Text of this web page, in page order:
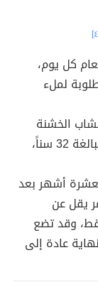
من الطعام كل يوم،
لملء
الخشنة
والقاسية، وفماً عريضاً، وتمتلك البقرة البالغة 32 سناً،
أشهر بعد
يقل عن
وقد تضع
عادة إلى